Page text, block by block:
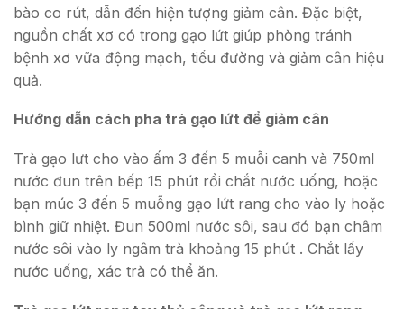
bào co rút, dẫn đến hiện tượng giảm cân. Đặc biệt,
nguồn chất xơ có trong gạo lứt giúp phòng tránh
bệnh xơ vữa động mạch, tiểu đường và giảm cân hiệu
quả.
Hướng dẫn cách pha trà gạo lứt để giảm cân
Trà gạo lưt cho vào ấm 3 đến 5 muỗi canh và 750ml
nước đun trên bếp 15 phút rồi chắt nước uống, hoặc
bạn múc 3 đến 5 muỗng gạo lứt rang cho vào ly hoặc
bình giữ nhiệt. Đun 500ml nước sôi, sau đó bạn châm
nước sôi vào ly ngâm trà khoảng 15 phút . Chắt lấy
nước uống, xác trà có thể ăn.